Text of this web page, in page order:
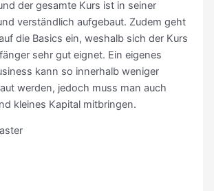
der gesamte Kurs ist in seiner
verständlich aufgebaut. Zudem geht
die Basics ein, weshalb sich der Kurs
sehr gut eignet. Ein eigenes
kann so innerhalb weniger
werden, jedoch muss man auch
kleines Kapital mitbringen.